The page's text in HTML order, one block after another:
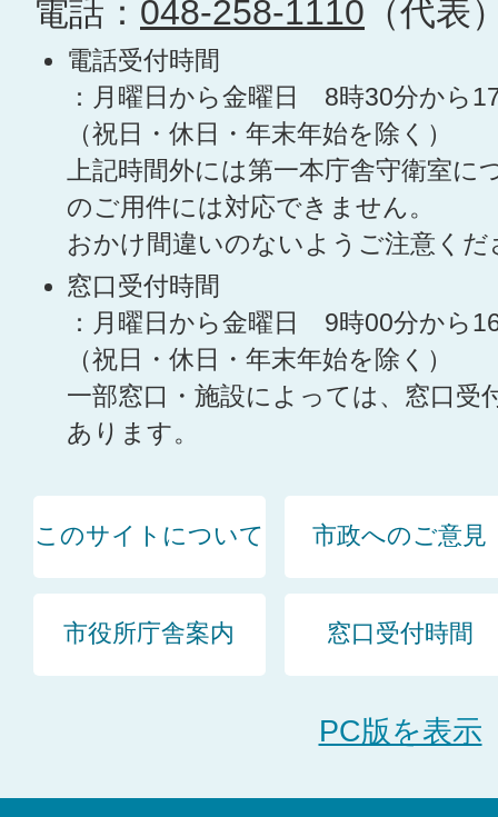
電話： 048-258-1110 （代表
電話受付時間
：月曜日から金曜日 8時30分から
（祝日・休日・年末年始を除く）
上記時間外には第一本庁舎守衛室に
のご用件には対応できません。
おかけ間違いのないようご注意くだ
窓口受付時間
：月曜日から金曜日 9時00分から
（祝日・休日・年末年始を除く）
一部窓口・施設によっては、窓口受
あります。
このサイトについて 市政へのご意見
市役所庁舎案内 窓口受付時間
PC版を表示